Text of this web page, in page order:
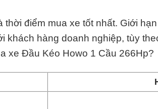
điểm mua xe tốt nhất. Giới
khách hàng doanh nghiệp, tùy
xe Đầu Kéo Howo 1 Cầu 266Hp?